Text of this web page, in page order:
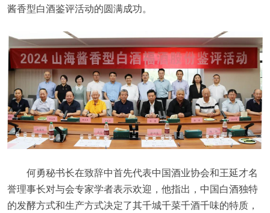
酱香型白酒鉴评活动的圆满成功。
何勇秘书长在致辞中首先代表中国酒业协会和王延才名
誉理事长对与会专家学者表示欢迎，他指出，中国白酒独特
的发酵方式和生产方式决定了其千城千菜千酒千味的特质，